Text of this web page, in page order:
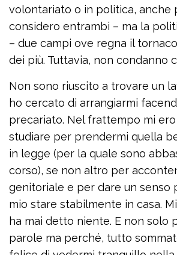
volontariato o in politica, anche
considero entrambi – ma la
– due campi ove regna il
dei più. Tuttavia, non condanno
Non sono riuscito a trovare un
ho cercato di arrangiarmi
precariato. Nel frattempo mi
studiare per prendermi quella
in legge (per la quale sono
corso), se non altro per
genitoriale e per dare un senso
mio stare stabilmente in casa.
ha mai detto niente. E non solo
parole ma perché, tutto